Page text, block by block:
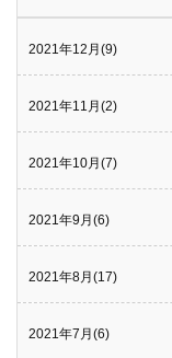
2021年12月(9)
2021年11月(2)
2021年10月(7)
2021年9月(6)
2021年8月(17)
2021年7月(6)